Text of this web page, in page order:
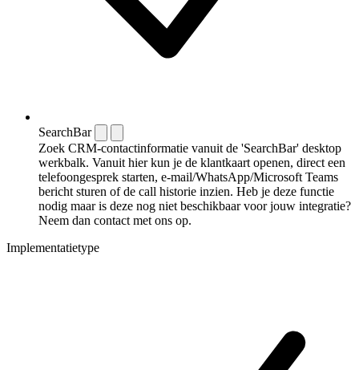
SearchBar
Zoek CRM-contactinformatie vanuit de 'SearchBar' desktop
werkbalk. Vanuit hier kun je de klantkaart openen, direct een
telefoongesprek starten, e-mail/WhatsApp/Microsoft Teams
bericht sturen of de call historie inzien. Heb je deze functie
nodig maar is deze nog niet beschikbaar voor jouw integratie?
Neem dan contact met ons op.
Implementatietype